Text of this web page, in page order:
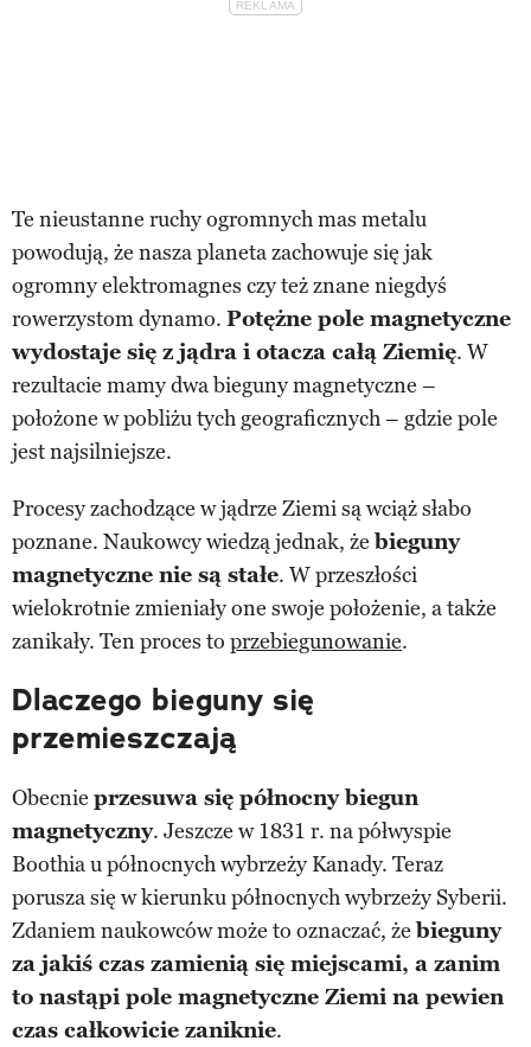
Te nieustanne ruchy ogromnych mas metalu
powodują, że nasza planeta zachowuje się jak
ogromny elektromagnes czy też znane niegdyś
rowerzystom dynamo. Potężne pole magnetyczne
wydostaje się z jądra i otacza całą Ziemię. W
rezultacie mamy dwa bieguny magnetyczne –
położone w pobliżu tych geograficznych – gdzie pole
jest najsilniejsze.
Procesy zachodzące w jądrze Ziemi są wciąż słabo
poznane. Naukowcy wiedzą jednak, żebieguny
magnetyczne nie są stałe. W przeszłości
wielokrotnie zmieniały one swoje położenie, a także
zanikały. Ten proces to przebiegunowanie.
Dlaczego bieguny się
przemieszczają
Obecnie przesuwa się północny biegun
magnetyczny. Jeszcze w 1831 r. na półwyspie
Boothia u północnych wybrzeży Kanady. Teraz
porusza się w kierunku północnych wybrzeży Syberii.
Zdaniem naukowców może to oznaczać, żebieguny
za jakiś czas zamienią się miejscami, a zanim
to nastąpi pole magnetyczne Ziemi na pewien
czas całkowicie zaniknie.